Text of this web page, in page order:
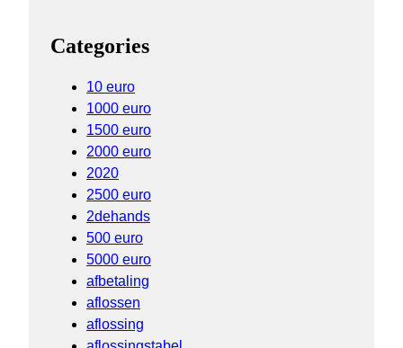
Categories
10 euro
1000 euro
1500 euro
2000 euro
2020
2500 euro
2dehands
500 euro
5000 euro
afbetaling
aflossen
aflossing